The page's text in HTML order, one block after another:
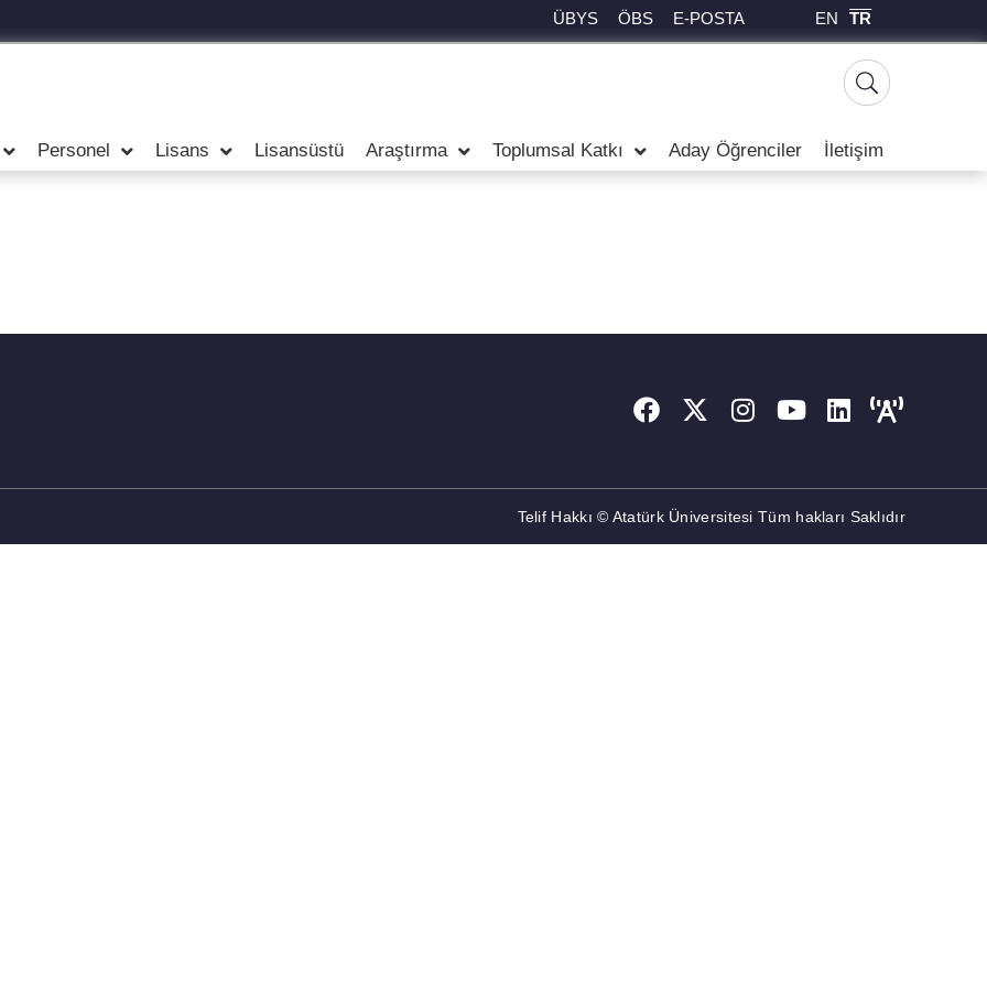
ÜBYS ÖBS E-POSTA EN TR
Personel Lisans Lisansüstü Araştırma Toplumsal Katkı Aday Öğrenciler İletişim
Telif Hakkı © Atatürk Üniversitesi Tüm hakları Saklıdır